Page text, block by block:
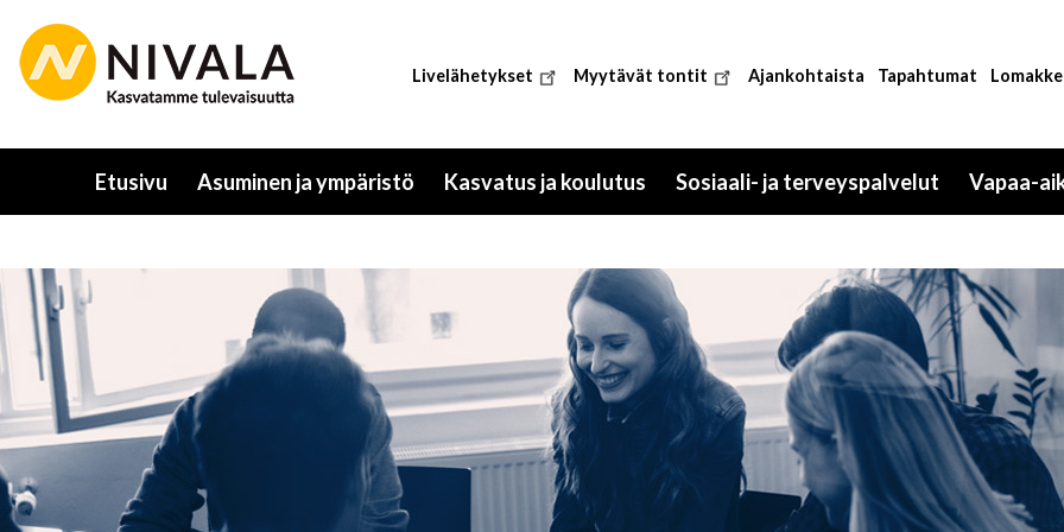
pääsisältöön
Livelähetykset Myytävät tontit Ajankohtaista Tapahtumat
Etusivu Asuminen ja ympäristö
Toggle
Kasvatus ja koulutus
Toggle
Sosiaali- ja terveyspalvelut
Toggle
Vapaa-